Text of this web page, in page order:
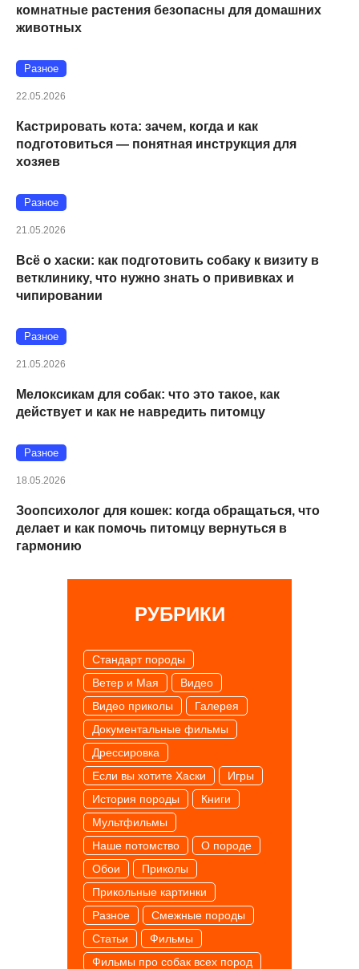
комнатные растения безопасны для домашних
животных
Разное
22.05.2026
Кастрировать кота: зачем, когда и как
подготовиться — понятная инструкция для
хозяев
Разное
21.05.2026
Всё о хаски: как подготовить собаку к визиту в
ветклинику, что нужно знать о прививках и
чипировании
Разное
21.05.2026
Мелоксикам для собак: что это такое, как
действует и как не навредить питомцу
Разное
18.05.2026
Зоопсихолог для кошек: когда обращаться, что
делает и как помочь питомцу вернуться в
гармонию
РУБРИКИ
Cтандарт породы
Ветер и Мая
Видео
Видео приколы
Галерея
Документальные фильмы
Дрессировка
Если вы хотите Хаски
Игры
История породы
Книги
Мультфильмы
Наше потомство
О породе
Обои
Приколы
Прикольные картинки
Разное
Смежные породы
Статьи
Фильмы
Фильмы про собак всех пород